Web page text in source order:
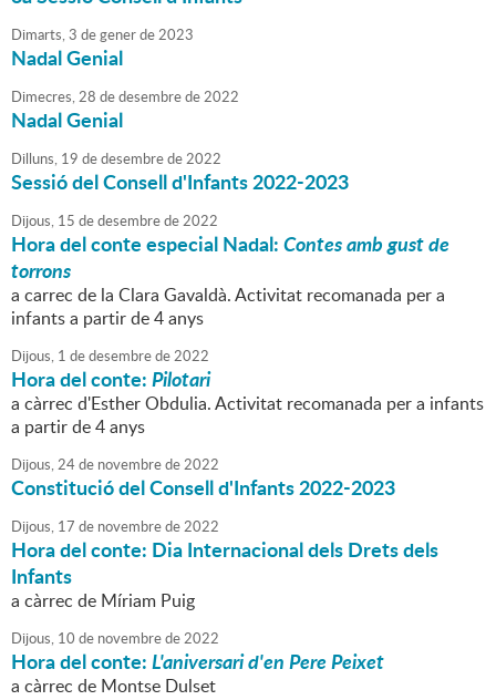
Dimarts,3 degenerde2023
Nadal Genial
Dimecres,28 dedesembrede2022
Nadal Genial
Dilluns, 19 dedesembrede2022
Sessió del Consell d'Infants 2022-2023
Dijous, 15 dedesembrede2022
Hora del conte especial Nadal:Contes amb gust de
torrons
a carrec de la Clara Gavaldà. Activitat recomanada per a
infants a partir de 4 anys
Dijous, 1 dedesembrede2022
Hora del conte:Pilotari
a càrrec d'Esther Obdulia. Activitat recomanada per a infants
a partir de 4 anys
Dijous,24de novembrede2022
Constitució del Consell d'Infants 2022-2023
Dijous, 17 de novembrede2022
Hora del conte: Dia Internacional dels Drets dels
Infants
a càrrec de Míriam Puig
Dijous, 10 de novembrede2022
Hora del conte:L'aniversari d'en Pere Peixet
a càrrec de Montse Dulset